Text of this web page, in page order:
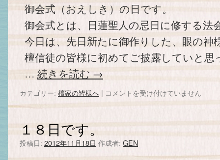
御会式（おえしき）の日です。
御会式とは、日蓮聖人の忌日に修する法
今日は、先日新たに御作りした、眼の
檀信徒の皆様に初めてご披露していと思
… 続きを読む →
カテゴリー: 檀家の皆様へ | 年
事
で
す！
コメントを受け付けていません
１８日です。
投稿日: 2012年11月18日 作成者: GEN